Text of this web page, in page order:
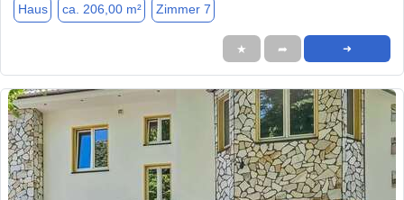
Haus ca. 206,00 m² Zimmer 7
★ ➦ ➜